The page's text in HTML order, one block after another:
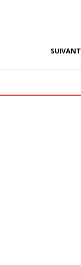
Landes et Intersport
Landes
SUIVANT